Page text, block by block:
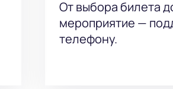
От выбора билета
мероприятие —
телефону.